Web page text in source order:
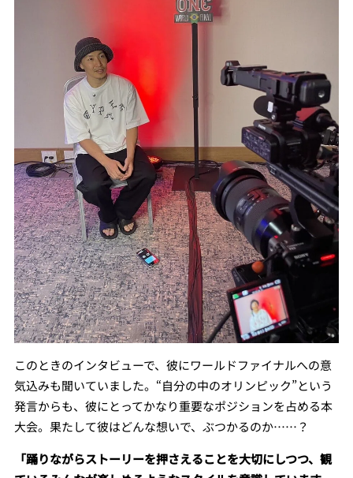
このときのインタビューで、彼にワールドファイナルへの意
気込みも聞いていました。“自分の中のオリンピック”という
発言からも、彼にとってかなり重要なポジションを占める本
大会。果たして彼はどんな想いで、ぶつかるのか……？
「踊りながらストーリーを押さえることを大切にしつつ、観